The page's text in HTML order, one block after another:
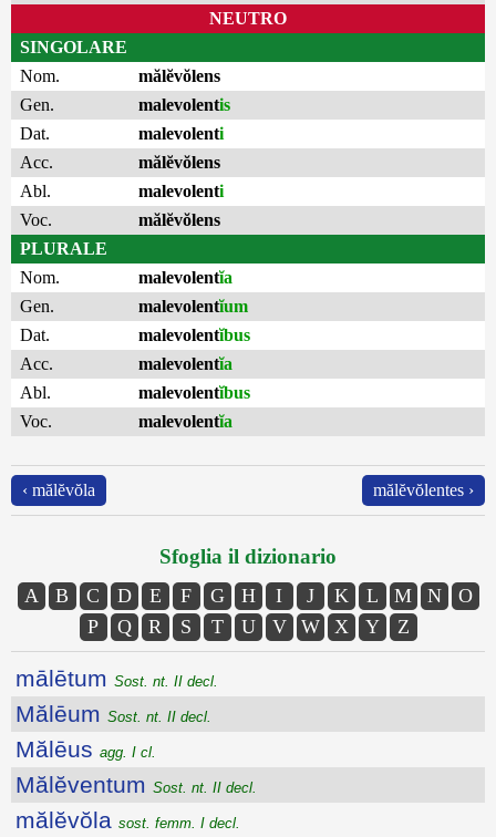
NEUTRO
SINGOLARE
Nom.
mălĕvŏlens
Gen.
malevolentis
Dat.
malevolenti
Acc.
mălĕvŏlens
Abl.
malevolenti
Voc.
mălĕvŏlens
PLURALE
Nom.
malevolentĭa
Gen.
malevolentĭum
Dat.
malevolentĭbus
Acc.
malevolentĭa
Abl.
malevolentĭbus
Voc.
malevolentĭa
‹ mălĕvŏla mălĕvŏlentes ›
Sfoglia il dizionario
A B C D E F G H I J K L M N
O
P
Q R S T U V W X Y Z
mālētum Sost. nt. II decl.
Mălēum Sost. nt. II decl.
Mălēus agg. I cl.
Mălĕventum Sost. nt. II decl.
mălĕvŏla sost. femm. I decl.